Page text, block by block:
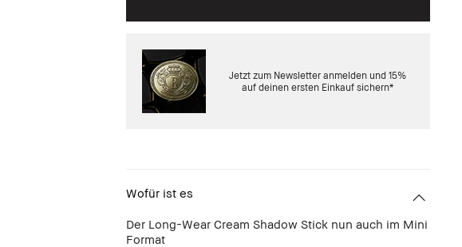
Jetzt zum Newsletter anmelden und 15%
auf deinen ersten Einkauf sichern*
Wofür ist es
Der Long-Wear Cream Shadow Stick nun auch im Mini
Format